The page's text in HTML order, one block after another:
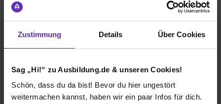
Zustimmung Details Über Cookies
Sag „Hi!“ zu Ausbildung.de & unseren Cookies!
Schön, dass du da bist! Bevor du hier ungestört
weitermachen kannst, haben wir ein paar Infos für dich.
Klassische duale Berufsausbildung
Weiterbildung